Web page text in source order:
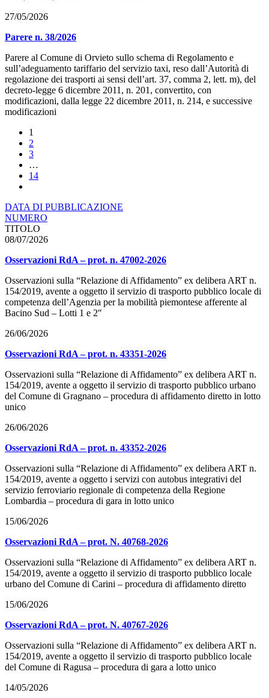
27/05/2026
Parere n. 38/2026
Parere al Comune di Orvieto sullo schema di Regolamento e
sull’adeguamento tariffario del servizio taxi, reso dall’Autorità di
regolazione dei trasporti ai sensi dell’art. 37, comma 2, lett. m), del
decreto-legge 6 dicembre 2011, n. 201, convertito, con
modificazioni, dalla legge 22 dicembre 2011, n. 214, e successive
modificazioni
1
2
3
…
14
DATA DI PUBBLICAZIONE
NUMERO
TITOLO
08/07/2026
Osservazioni RdA – prot. n. 47002-2026
Osservazioni sulla “Relazione di Affidamento” ex delibera ART n.
154/2019, avente a oggetto il servizio di trasporto pubblico locale di
competenza dell’Agenzia per la mobilità piemontese afferente al
Bacino Sud – Lotti 1 e 2″
26/06/2026
Osservazioni RdA – prot. n. 43351-2026
Osservazioni sulla “Relazione di Affidamento” ex delibera ART n.
154/2019, avente a oggetto il servizio di trasporto pubblico urbano
del Comune di Gragnano – procedura di affidamento diretto in lotto
unico
26/06/2026
Osservazioni RdA – prot. n. 43352-2026
Osservazioni sulla “Relazione di Affidamento” ex delibera ART n.
154/2019, avente a oggetto i servizi con autobus integrativi del
servizio ferroviario regionale di competenza della Regione
Lombardia – procedura di gara in lotto unico
15/06/2026
Osservazioni RdA – prot. N. 40768-2026
Osservazioni sulla “Relazione di Affidamento” ex delibera ART n.
154/2019, avente a oggetto il servizio di trasporto pubblico locale
urbano del Comune di Carini – procedura di affidamento diretto
15/06/2026
Osservazioni RdA – prot. N. 40767-2026
Osservazioni sulla “Relazione di Affidamento” ex delibera ART n.
154/2019, avente a oggetto il servizio di trasporto pubblico locale
del Comune di Ragusa – procedura di gara a lotto unico
14/05/2026